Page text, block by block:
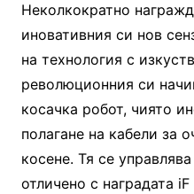
Неколкократно
иновативния си нов
на технология с
революционния си
косачка робот, чиято
полагане на кабели за
косене. Тя се
отличено с наградата